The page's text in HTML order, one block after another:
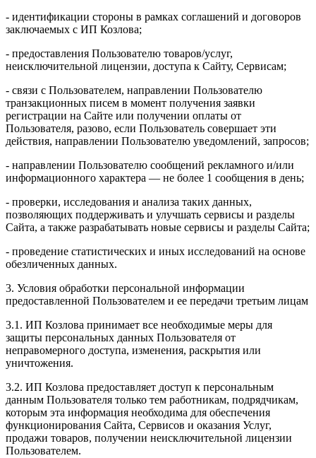
- идентификации стороны в рамках соглашений и договоров
заключаемых с ИП Козлова;
- предоставления Пользователю товаров/услуг,
неисключительной лицензии, доступа к Сайту, Сервисам;
- связи с Пользователем, направлении Пользователю
транзакционных писем в момент получения заявки
регистрации на Сайте или получении оплаты от
Пользователя, разово, если Пользователь совершает эти
действия, направлении Пользователю уведомлений, запросов;
- направлении Пользователю сообщений рекламного и/или
информационного характера — не более 1 сообщения в день;
- проверки, исследования и анализа таких данных,
позволяющих поддерживать и улучшать сервисы и разделы
Сайта, а также разрабатывать новые сервисы и разделы Сайта;
- проведение статистических и иных исследований на основе
обезличенных данных.
3. Условия обработки персональной информации
предоставленной Пользователем и ее передачи третьим лицам
3.1. ИП Козлова принимает все необходимые меры для
защиты персональных данных Пользователя от
неправомерного доступа, изменения, раскрытия или
уничтожения.
3.2. ИП Козлова предоставляет доступ к персональным
данным Пользователя только тем работникам, подрядчикам,
которым эта информация необходима для обеспечения
функционирования Сайта, Сервисов и оказания Услуг,
продажи товаров, получении неисключительной лицензии
Пользователем.